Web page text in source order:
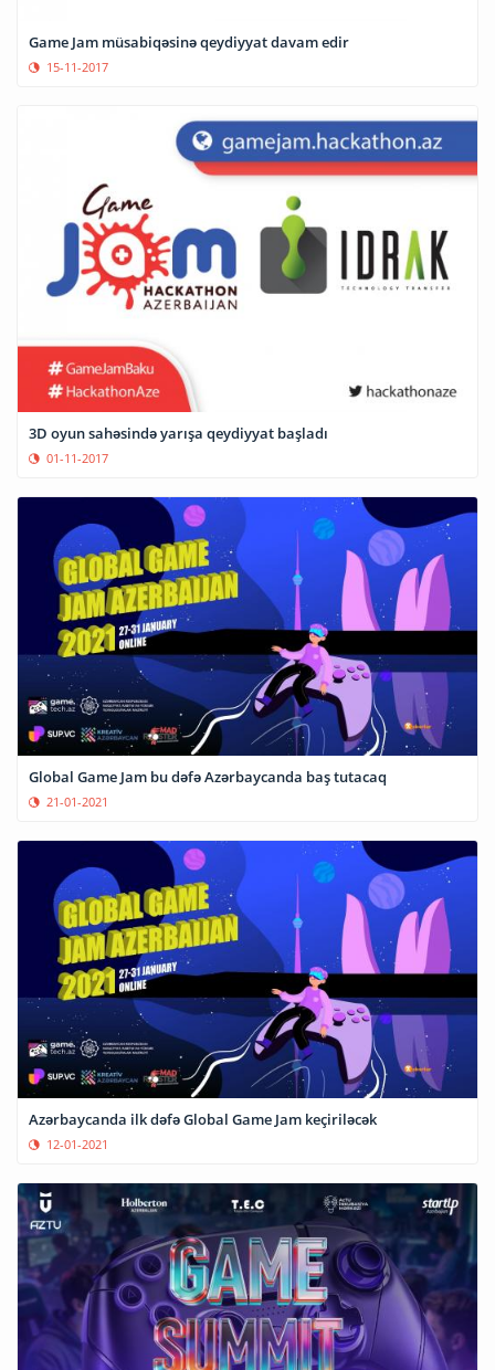
Game Jam müsabiqəsinə qeydiyyat davam edir
15-11-2017
3D oyun sahəsində yarışa qeydiyyat başladı
01-11-2017
Global Game Jam bu dəfə Azərbaycanda baş tutacaq
21-01-2021
Azərbaycanda ilk dəfə Global Game Jam keçiriləcək
12-01-2021